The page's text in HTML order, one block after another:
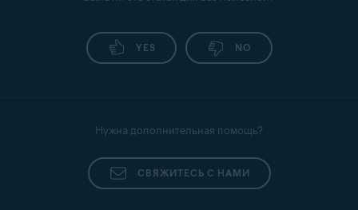
услуг и настройках.
YES NO
Нужна дополнительная помощь?
СВЯЖИТЕСЬ С НАМИ